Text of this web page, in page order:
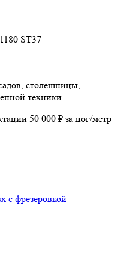
столешницы,
техники
50 000 ₽ за пог/метр
с фрезеровкой